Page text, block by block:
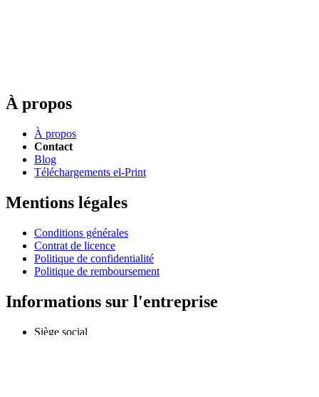
À propos
À propos
Contact
Blog
Téléchargements el-Print
Mentions légales
Conditions générales
Contrat de licence
Politique de confidentialité
Politique de remboursement
Informations sur l'entreprise
Siège social